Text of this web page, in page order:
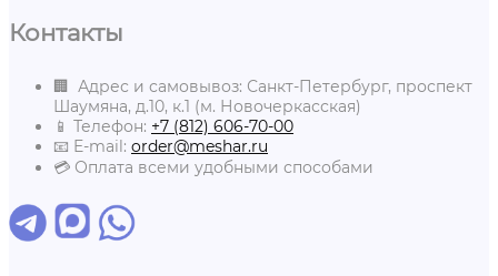
Контакты
🏢 Адрес и самовывоз: Санкт-Петербург, проспект
Шаумяна, д.10, к.1 (м. Новочеркасская)
📱 Телефон: +7 (812) 606-70-00
📧 E-mail: order@meshar.ru
💳 Оплата всеми удобными способами